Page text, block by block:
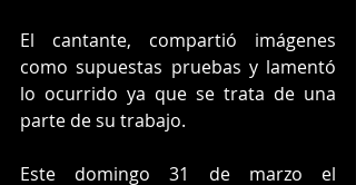
El cantante, compartió imágenes
como supuestas pruebas y lamentó
lo ocurrido ya que se trata de una
parte de su trabajo.
Este domingo 31 de marzo el